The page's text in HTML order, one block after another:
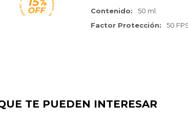
Contenido
50 ml.
Factor Protección
50
TE PUEDEN INTERESAR